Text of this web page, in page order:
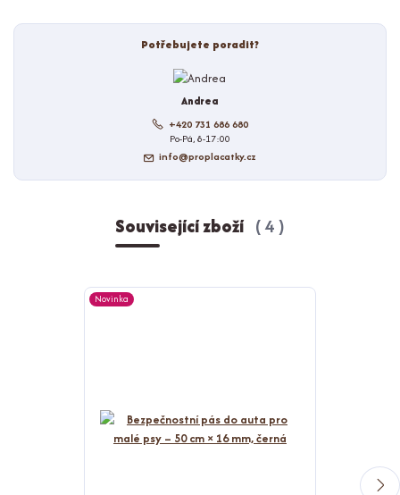
Potřebujete poradit?
Andrea
+420 731 686 680
Po-Pá, 8-17:00
info@proplacatky.cz
Související zboží 4
Novinka